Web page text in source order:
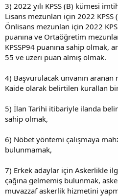
3) 2022 yılı KPSS (B) kümesi
Lisans mezunları için 2022 KPSS
Önlisans mezunlan için 2022
puanına ve Ortaöğretim
KPSSP94 puanına sahip olmak,
55 ve üzeri puan almış olmak.
4) Başvurulacak unvanın
Kaide olarak belirtilen kurallan
5) İlan Tarihi itibariyle ilanda
sahip olmak,
6) Nöbet yöntemi çalışmaya
bulunmamak,
7) Erkek adaylar için Askerlikle
çağına gelmemiş bulunmak,
muvazzaf askerlik hizmetini